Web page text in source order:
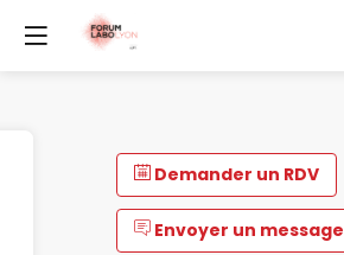
Demander un RDV
Envoyer un message